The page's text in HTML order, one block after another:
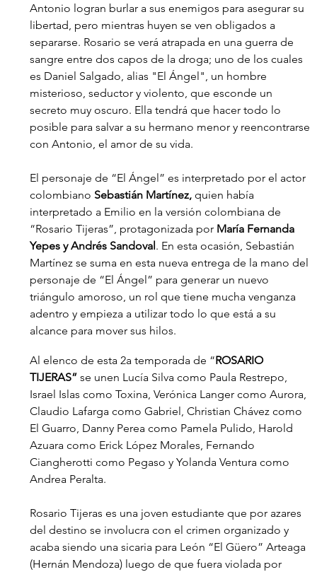
Antonio logran burlar a sus enemigos para asegurar su
libertad, pero mientras huyen se ven obligados a
separarse. Rosario se verá atrapada en una guerra de
sangre entre dos capos de la droga; uno de los cuales
es Daniel Salgado, alias "El Ángel", un hombre
misterioso, seductor y violento, que esconde un
secreto muy oscuro. Ella tendrá que hacer todo lo
posible para salvar a su hermano menor y reencontrarse
con Antonio, el amor de su vida.
El personaje de “El Ángel” es interpretado por el actor
colombiano Sebastián Martínez, quien había
interpretado a Emilio en la versión colombiana de
“Rosario Tijeras”, protagonizada por María Fernanda
Yepes y Andrés Sandoval. En esta ocasión, Sebastián
Martínez se suma en esta nueva entrega de la mano del
personaje de “El Ángel” para generar un nuevo
triángulo amoroso, un rol que tiene mucha venganza
adentro y empieza a utilizar todo lo que está a su
alcance para mover sus hilos.
Al elenco de esta 2a temporada de “ROSARIO
TIJERAS” se unen Lucía Silva como Paula Restrepo,
Israel Islas como Toxina, Verónica Langer como Aurora,
Claudio Lafarga como Gabriel, Christian Chávez como
El Guarro, Danny Perea como Pamela Pulido, Harold
Azuara como Erick López Morales, Fernando
Ciangherotti como Pegaso y Yolanda Ventura como
Andrea Peralta.
Rosario Tijeras es una joven estudiante que por azares
del destino se involucra con el crimen organizado y
acaba siendo una sicaria para León “El Güero” Arteaga
(Hernán Mendoza) luego de que fuera violada por